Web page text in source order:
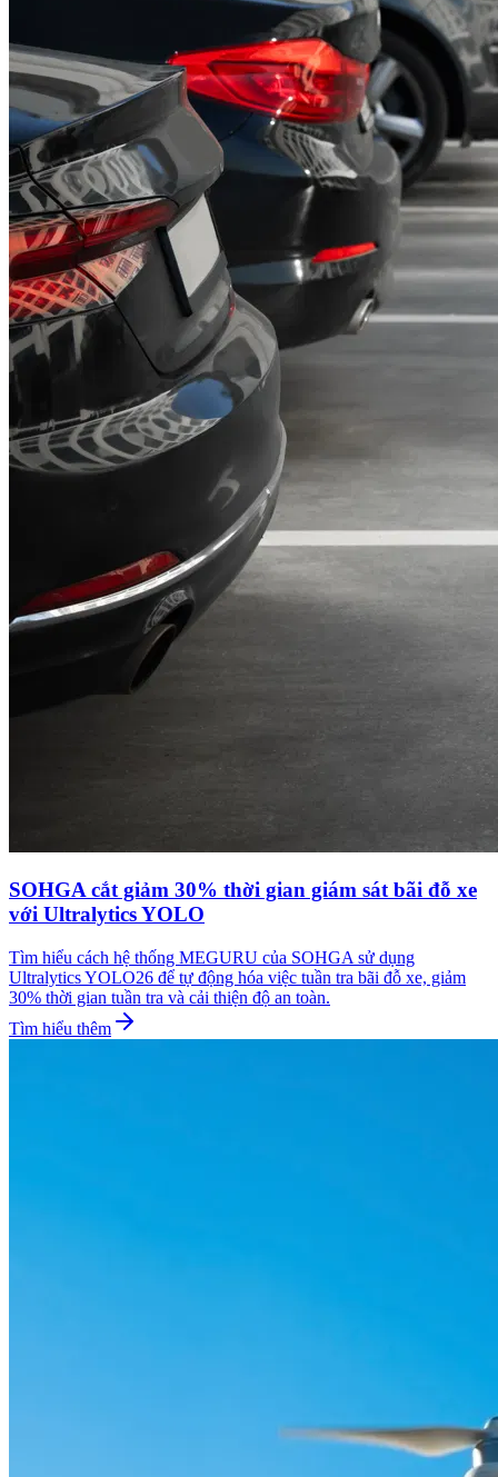
SOHGA cắt giảm 30% thời gian giám sát bãi đỗ xe
với Ultralytics YOLO
Tìm hiểu cách hệ thống MEGURU của SOHGA sử dụng
Ultralytics YOLO26 để tự động hóa việc tuần tra bãi đỗ xe, giảm
30% thời gian tuần tra và cải thiện độ an toàn.
Tìm hiểu thêm